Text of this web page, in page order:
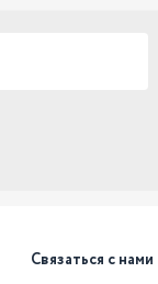
Связаться с нами